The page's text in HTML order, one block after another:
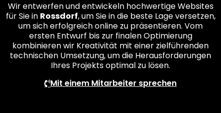
Wir entwerfen und entwickeln hochwertige Websites
für Sie in Rossdorf, um Sie in die beste Lage versetzen,
um sich erfolgreich online zu präsentieren. Vom
ersten Entwurf bis zur finalen Optimierung
kombinieren wir Kreativität mit einer zielführenden
technischen Umsetzung, um die Herausforderungen
Ihres Projekts optimal zu lösen.
Mit einem Mitarbeiter sprechen